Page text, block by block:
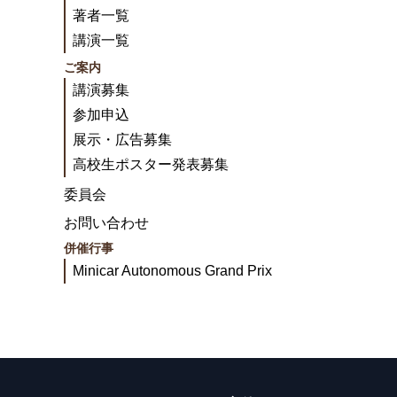
著者一覧
講演一覧
ご案内
講演募集
参加申込
展示・広告募集
高校生ポスター発表募集
委員会
お問い合わせ
併催行事
Minicar Autonomous Grand Prix